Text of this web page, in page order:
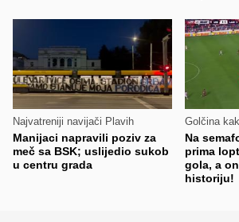
Najvatreniji navijači Plavih
Manijaci napravili poziv za
meč sa BSK; uslijedio sukob
u centru grada
Golčina
Na
prima
gola, a
historiju!